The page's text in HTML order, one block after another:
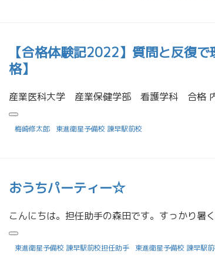
【合格体験記2022】質問と反復
格】
梅崎修太郎 東進衛星予備校 諫早駅前校
おうちパーティー☆
東進衛星予備校 諫早駅前校担任助手 東進衛星予備校 諫早駅